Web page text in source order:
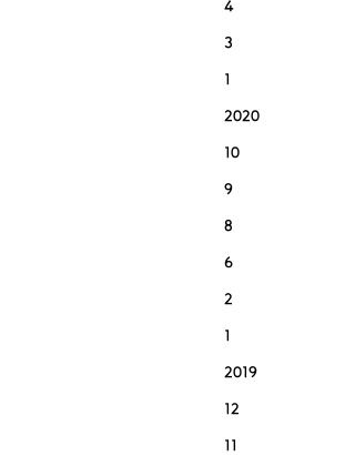
4
3
1
2020
10
9
8
6
2
1
2019
12
11